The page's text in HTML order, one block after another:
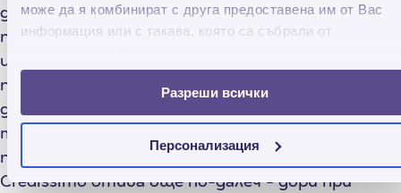
може да я комбинират с друга предоставена им от Вас
информация или с такава, която са събрали от
Разреши всички
Персонализация
да симулират различни възможности и да
променят решението си. Потребителите ни
имат пълната свобода да решават дали да
подпишат или не Договора за кредит. Те могат
да се откажат от сключването му без от
това да произтекат каквито и да било
последствия за тях. Важно е да се отбележи, че
Credissimo отива още по-далеч - дори при